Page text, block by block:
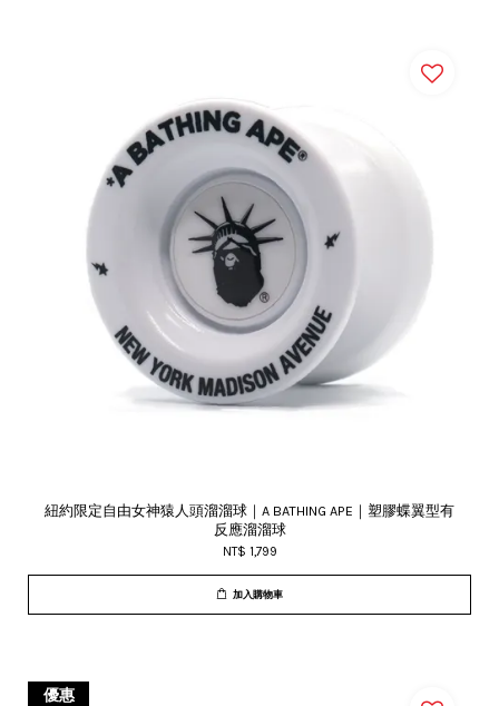
紐約限定自由女神猿人頭溜溜球｜A BATHING APE｜塑膠蝶翼型有
反應溜溜球
NT$ 1,799
加入購物車
優惠